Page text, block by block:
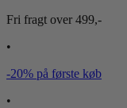
Fri fragt over 499,-
•
-20% på første køb
•